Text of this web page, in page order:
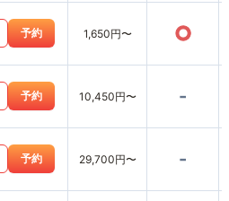
予約 1,650円〜 ○
予約 10,450円〜 -
予約 29,700円〜 -